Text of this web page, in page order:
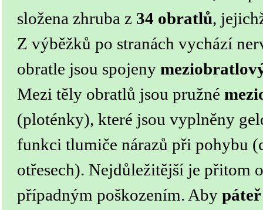
složena zhruba z 34 obratlů,
Z výběžků po stranách vychází
obratle jsou spojeny
Mezi těly obratlů jsou pružné
(ploténky), které jsou vyplněny
funkci tlumiče nárazů při pohybu
otřesech). Nejdůležitější je přitom
případným poškozením. Aby páteř